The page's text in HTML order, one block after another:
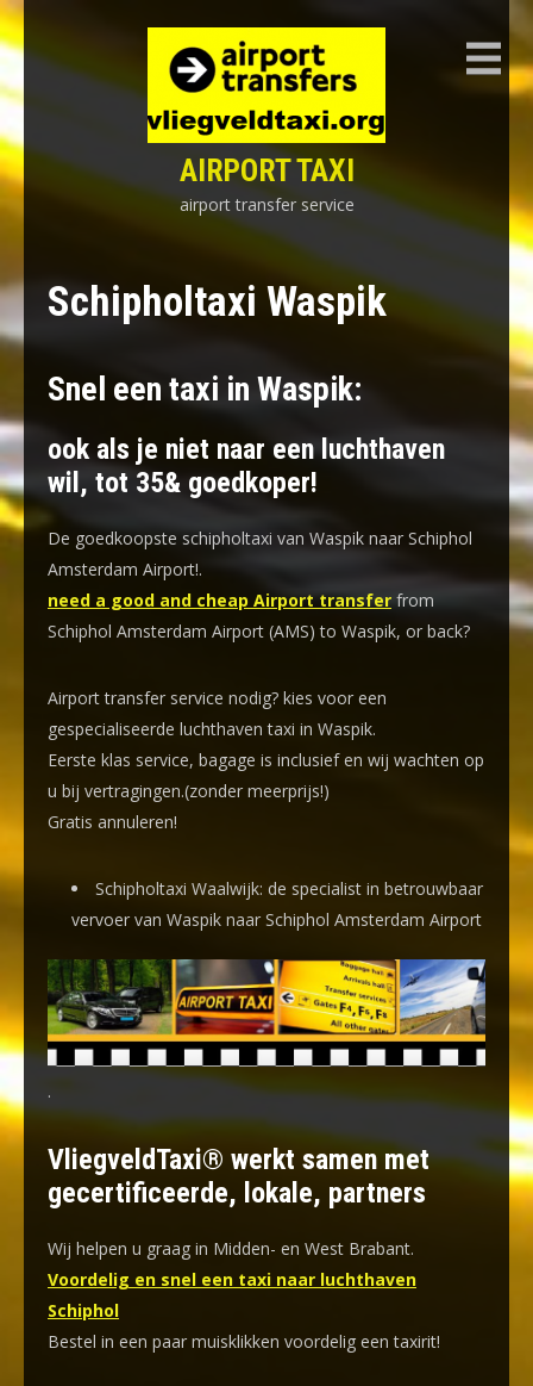
Skip
to
content
AIRPORT TAXI
airport transfer service
Schipholtaxi Waspik
Snel een taxi in Waspik:
ook als je niet naar een luchthaven
wil, tot 35& goedkoper!
De goedkoopste schipholtaxi van Waspik naar Schiphol
Amsterdam Airport!.
need a good and cheap Airport transfer from
Schiphol Amsterdam Airport (AMS) to Waspik, or back?
Airport transfer service nodig? kies voor een
gespecialiseerde luchthaven taxi in Waspik.
Eerste klas service, bagage is inclusief en wij wachten op
u bij vertragingen.(zonder meerprijs!)
Gratis annuleren!
Schipholtaxi Waalwijk: de specialist in betrouwbaar
vervoer van Waspik naar Schiphol Amsterdam Airport
.
VliegveldTaxi® werkt samen met
gecertificeerde, lokale, partners
Wij helpen u graag in Midden- en West Brabant.
Voordelig en snel een taxi naar luchthaven
Schiphol
Bestel in een paar muisklikken voordelig een taxirit!